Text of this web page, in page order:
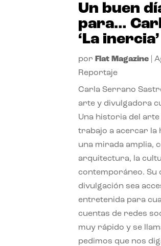
Un buen
para…
‘La inercia’
por Flat Magazine |
Reportaje
Carla Serrano
arte y divulgadora
Una historia del
trabajo a acercar la
una mirada amplia,
arquitectura, la
contemporáneo. Su
divulgación sea
entretenida para
cuentas de redes
muy rápido y se
pedimos que nos